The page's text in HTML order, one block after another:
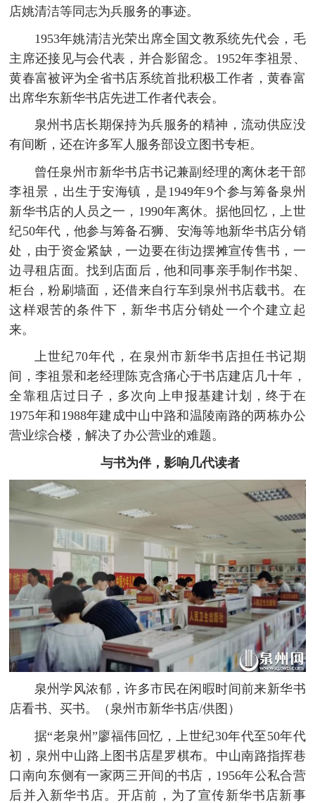
店姚清洁等同志为兵服务的事迹。
1953年姚清洁光荣出席全国文教系统先代会，毛
主席还接见与会代表，并合影留念。1952年李祖景、
黄春富被评为全省书店系统首批积极工作者，黄春富
出席华东新华书店先进工作者代表会。
泉州书店长期保持为兵服务的精神，流动供应没
有间断，还在许多军人服务部设立图书专柜。
曾任泉州市新华书店书记兼副经理的离休老干部
李祖景，出生于安海镇，是1949年9个参与筹备泉州
新华书店的人员之一，1990年离休。据他回忆，上世
纪50年代，他参与筹备石狮、安海等地新华书店分销
处，由于资金紧缺，一边要在街边摆摊宣传售书，一
边寻租店面。找到店面后，他和同事亲手制作书架、
柜台，粉刷墙面，还借来自行车到泉州书店载书。在
这样艰苦的条件下，新华书店分销处一个个建立起
来。
上世纪70年代，在泉州市新华书店担任书记期
间，李祖景和老经理陈克含痛心于书店建店几十年，
全靠租店过日子，多次向上申报基建计划，终于在
1975年和1988年建成中山中路和温陵南路的两栋办公
营业综合楼，解决了办公营业的难题。
与书为伴，影响几代读者
泉州学风浓郁，许多市民在闲暇时间前来新华书
店看书、买书。（泉州市新华书店/供图）
据“老泉州”廖福伟回忆，上世纪30年代至50年代
初，泉州中山路上图书店星罗棋布。中山南路指挥巷
口南向东侧有一家两三开间的书店，1956年公私合营
后并入新华书店。开店前，为了宣传新华书店新事